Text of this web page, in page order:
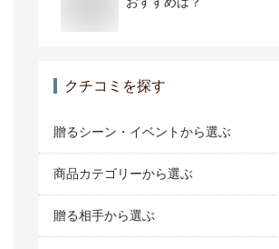
クチコミを探す
贈るシーン・イベントから選ぶ
商品カテゴリーから選ぶ
贈る相手から選ぶ